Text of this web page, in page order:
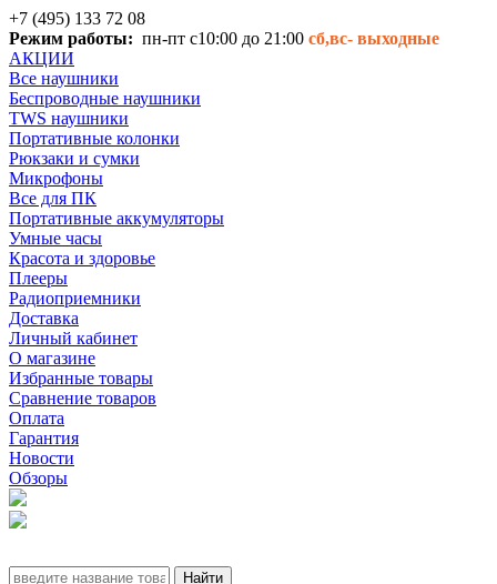
+7 (495) 133 72 08
Режим работы: пн-пт с10:00 до 21:00 сб,вс- выходные
АКЦИИ
Все наушники
Беспроводные наушники
TWS наушники
Портативные колонки
Рюкзаки и сумки
Микрофоны
Все для ПК
Портативные аккумуляторы
Умные часы
Красота и здоровье
Плееры
Радиоприемники
Доставка
Личный кабинет
О магазине
Избранные товары
Сравнение товаров
Оплата
Гарантия
Новости
Обзоры